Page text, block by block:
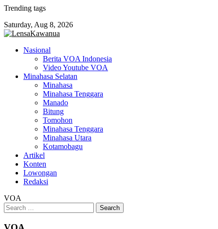
Skip
content
Trending tags
Saturday, Aug 8, 2026
Nasional
Berita VOA Indonesia
Video Youtube VOA
Minahasa Selatan
Minahasa
Minahasa Tenggara
Manado
Bitung
Tomohon
Minahasa Tenggara
Minahasa Utara
Kotamobagu
Artikel
Konten
Lowongan
Redaksi
VOA
Search
for: